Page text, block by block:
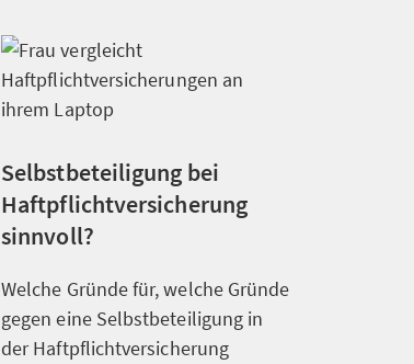
Selbstbeteiligung bei
Haftpflichtversicherung
sinnvoll?
Welche Gründe für, welche Gründe
gegen eine Selbstbeteiligung in
der Haftpflichtversicherung